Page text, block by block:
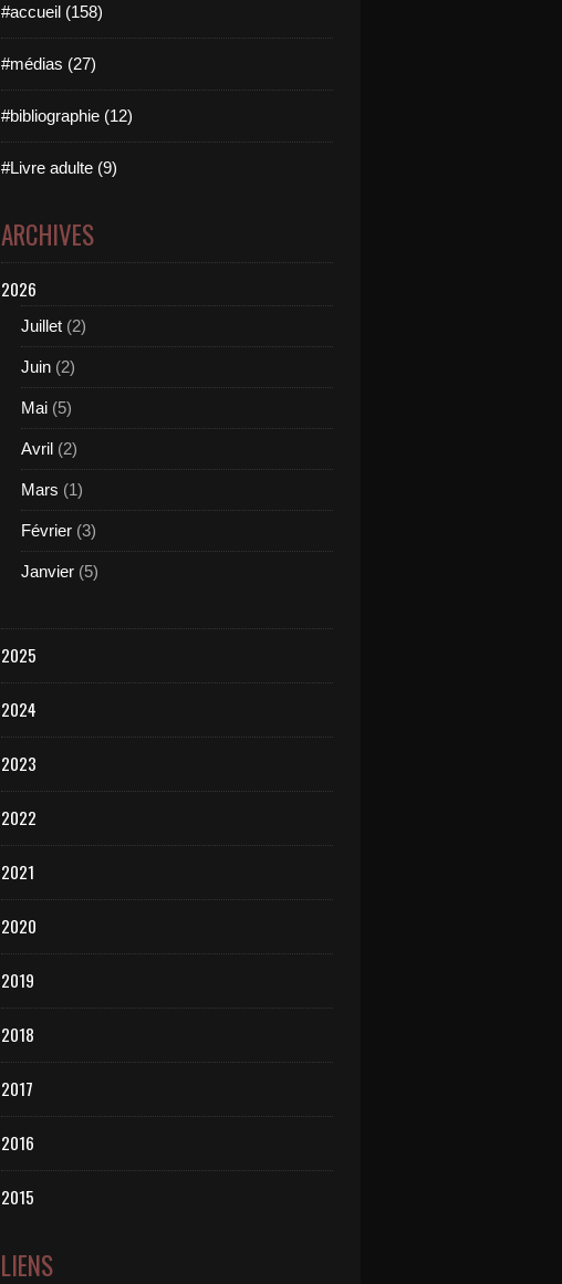
#accueil (158)
#médias (27)
#bibliographie (12)
#Livre adulte (9)
ARCHIVES
2026
Juillet (2)
Juin (2)
Mai (5)
Avril (2)
Mars (1)
Février (3)
Janvier (5)
2025
2024
2023
2022
2021
2020
2019
2018
2017
2016
2015
LIENS